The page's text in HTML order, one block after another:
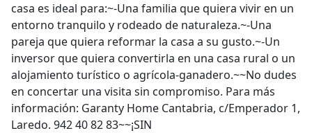
casa es ideal para:~-Una familia que quiera vivir en un
entorno tranquilo y rodeado de naturaleza.~-Una
pareja que quiera reformar la casa a su gusto.~-Un
inversor que quiera convertirla en una casa rural o un
alojamiento turístico o agrícola-ganadero.~~No dudes
en concertar una visita sin compromiso. Para más
información: Garanty Home Cantabria, c/Emperador 1,
Laredo. 942 40 82 83~~¡SIN